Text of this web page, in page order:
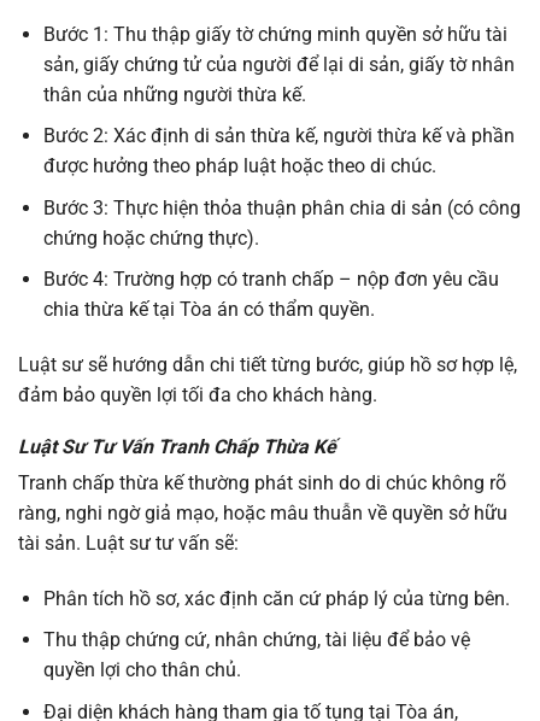
Bước 1: Thu thập giấy tờ chứng minh quyền sở hữu tài
sản, giấy chứng tử của người để lại di sản, giấy tờ nhân
thân của những người thừa kế.
Bước 2: Xác định di sản thừa kế, người thừa kế và phần
được hưởng theo pháp luật hoặc theo di chúc.
Bước 3: Thực hiện thỏa thuận phân chia di sản (có công
chứng hoặc chứng thực).
Bước 4: Trường hợp có tranh chấp – nộp đơn yêu cầu
chia thừa kế tại Tòa án có thẩm quyền.
Luật sư sẽ hướng dẫn chi tiết từng bước, giúp hồ sơ hợp lệ,
đảm bảo quyền lợi tối đa cho khách hàng.
Luật Sư Tư Vấn Tranh Chấp Thừa Kế
Tranh chấp thừa kế thường phát sinh do di chúc không rõ
ràng, nghi ngờ giả mạo, hoặc mâu thuẫn về quyền sở hữu
tài sản. Luật sư tư vấn sẽ:
Phân tích hồ sơ, xác định căn cứ pháp lý của từng bên.
Thu thập chứng cứ, nhân chứng, tài liệu để bảo vệ
quyền lợi cho thân chủ.
Đại diện khách hàng tham gia tố tụng tại Tòa án,